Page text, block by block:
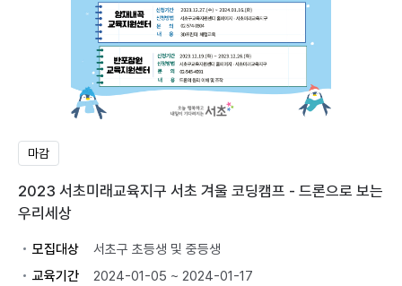
마감
2023 서초미래교육지구 서초 겨울 코딩캠프 - 드론으로 보는
우리세상
모집대상
서초구 초등생 및 중등생
교육기간
2024-01-05 ~ 2024-01-17